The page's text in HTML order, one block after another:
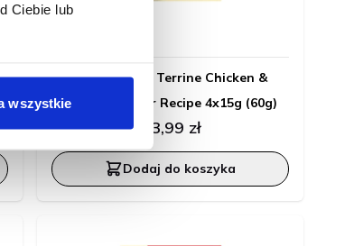
Ciebie lub
wszystkie
Inaba Churu Terrine Chicken &
Peanut Butter Recipe 4x15g (60g)
13,99 zł
Dodaj do koszyka